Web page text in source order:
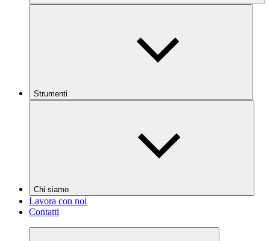
Strumenti
Chi siamo
Lavora con noi
Contatti